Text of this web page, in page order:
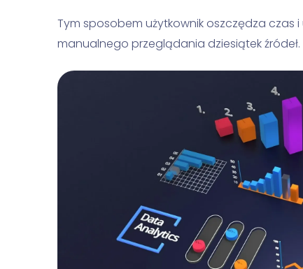
Tym sposobem użytkownik oszczędza czas
manualnego przeglądania dziesiątek źródeł.